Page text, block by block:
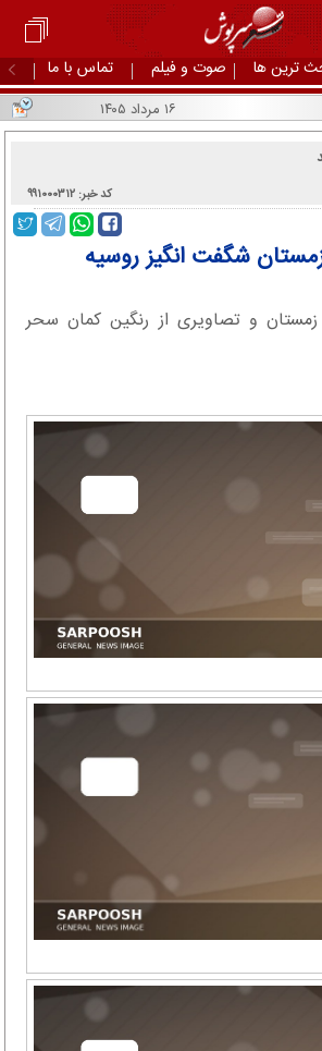
ترین ها صوت و فیلم تماس با ما
کد خبر: ۹۹۱۰۰۰۳۱۲
شگفت انگیز روسیه
زمستان و تصاویری از رنگین کمان سحر